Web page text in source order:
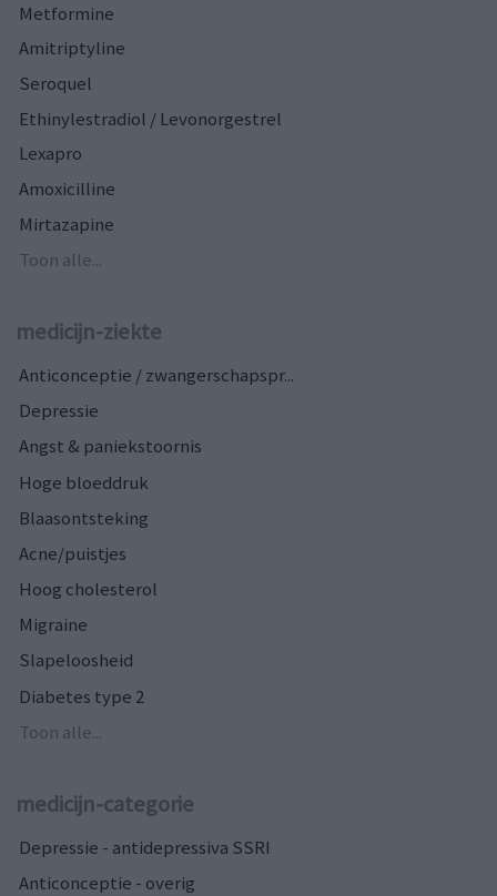
Metformine
Amitriptyline
Seroquel
Ethinylestradiol / Levonorgestrel
Lexapro
Amoxicilline
Mirtazapine
Toon alle...
medicijn-ziekte
Anticonceptie / zwangerschapspr...
Depressie
Angst & paniekstoornis
Hoge bloeddruk
Blaasontsteking
Acne/puistjes
Hoog cholesterol
Migraine
Slapeloosheid
Diabetes type 2
Toon alle...
medicijn-categorie
Depressie - antidepressiva SSRI
Anticonceptie - overig